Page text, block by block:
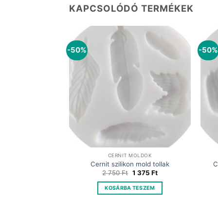
KAPCSOLÓDÓ TERMÉKEK
-50%
CERNIT MOLDOK
Cernit szilikon mold tollak
2 750Ft Original
was:
2
1 375 FtCurrent
is:
KOSÁRBA TESZEM
-50%